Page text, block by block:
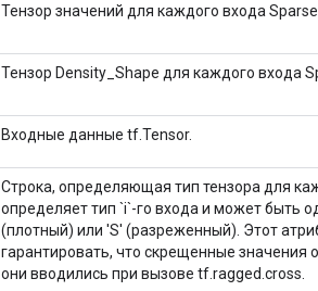
Тензор значений для каждого входа
Тензор Density_Shape для каждого входа
Входные данные tf.Tensor.
Строка, определяющая тип тензора для
определяет тип `i`-го входа и может быть
(плотный) или 'S' (разреженный). Этот
гарантировать, что скрещенные
они вводились при вызове tf.ragged.cross.